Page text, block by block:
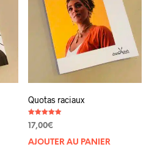
Quotas raciaux
5.00
17,00€
AJOUTER AU PANIER